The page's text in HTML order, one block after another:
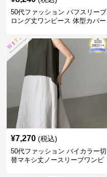
50代ファッション パフスリーブ
ロング丈ワンピース 体型カバー
¥7,270 (税込)
50代ファッション バイカラー切
替マキシ丈ノースリーブワンピ